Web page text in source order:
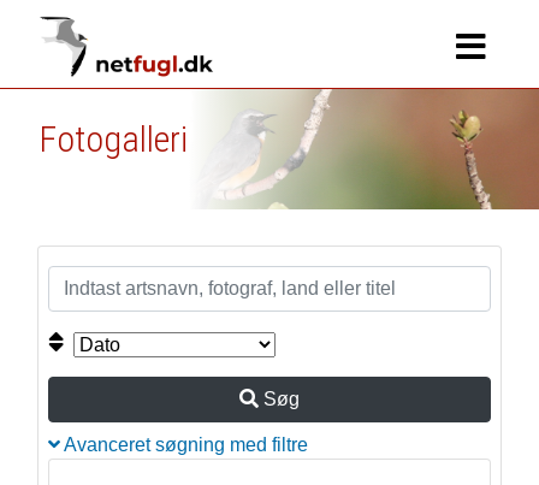
Fotogalleri
Søg
Avanceret søgning med filtre